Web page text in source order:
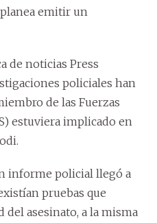
emitir un
de noticias Press
policiales han
de las Fuerzas
estuviera implicado en
informe policial llegó a
pruebas que
del asesinato, a la misma